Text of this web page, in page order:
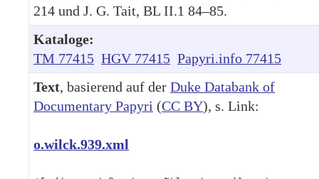
214 und J. G. Tait, BL II.1 84–85.
Kataloge:
TM 77415 HGV 77415 Papyri.info 77415
Text, basierend auf der Duke Databank of
Documentary Papyri (CC BY), s. Link:
o.wilck.939.xml